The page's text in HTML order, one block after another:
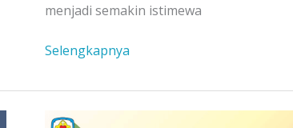
menjadi semakin istimewa
Open
ke-
Selengkapnya